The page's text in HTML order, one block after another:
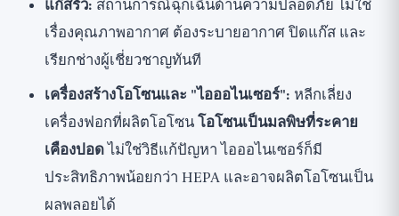
แก๊สรั่ว: สถานการณ์ฉุกเฉินด้านความปลอดภัย ไม่ใช่
เรื่องคุณภาพอากาศ ต้องระบายอากาศ ปิดแก๊ส และ
เรียกช่างผู้เชี่ยวชาญทันที
เครื่องสร้างโอโซนและ "ไอออไนเซอร์": หลีกเลี่ยง
เครื่องฟอกที่ผลิตโอโซนโอโซนเป็นมลพิษที่ระคาย
เคืองปอดไม่ใช่วิธีแก้ปัญหา ไอออไนเซอร์ก็มี
ประสิทธิภาพน้อยกว่า HEPA และอาจผลิตโอโซนเป็น
ผลพลอยได้